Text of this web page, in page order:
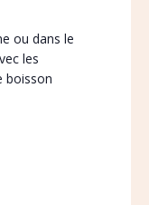
ou dans le
les
boisson